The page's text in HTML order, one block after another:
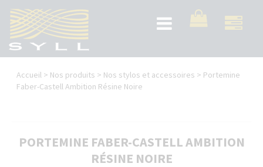
contenu
principal
Toggle
navigation
Vous
êtes
Accueil > Nos produits > Nos stylos et accessoires > Portemine
Faber-Castell Ambition Résine Noire
PORTEMINE FABER-CASTELL AMBITION
RÉSINE NOIRE